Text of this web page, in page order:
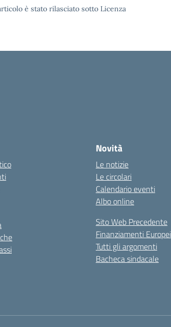
è stato rilasciato sotto Licenza
Novità
Le notizie
Le circolari
Calendario eventi
Albo online
Sito Web Precedente
Finanziamenti Europei
Tutti gli argomenti
Bacheca sindacale